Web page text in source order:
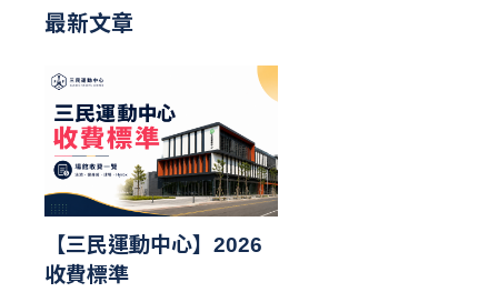
最新文章
【三民運動中心】2026
收費標準